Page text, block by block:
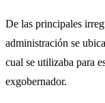
De las principales
administración se
cual se utilizaba para
exgobernador.